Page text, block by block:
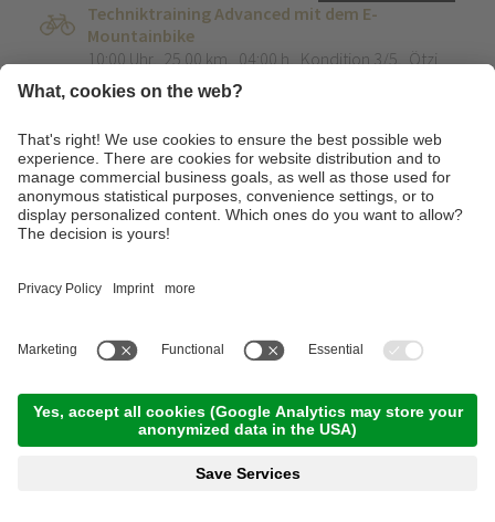
Techniktraining Advanced mit dem E-
Mountainbike
10:00 Uhr,25.00 km,04:00 h,Kondition 3/5,Ötzi
Bike Shop Naturns
Genuss E-Bike Tour Kalterer See - "Die
schönsten Weindörfer Südtirols"
10:00 Uhr,46.00 km,04:00 h,Kondition 2/5 ,Ötzi
Bike Shop Naturns
Trailtour light am Nörderberg - Family
12:00 Uhr
13.00 km 03:00 h Kondition 2/5,Ötzi
Bike Shop Naturns
Weiterlesen
Freitag, 11.09.2026